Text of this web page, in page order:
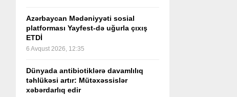
Azərbaycan Mədəniyyəti sosial
platforması Yayfest-də uğurla çıxış
ETDİ
6 Avqust 2026, 12:35
Dünyada antibiotiklərə davamlılıq
təhlükəsi artır: Mütəxəssislər
xəbərdarlıq edir